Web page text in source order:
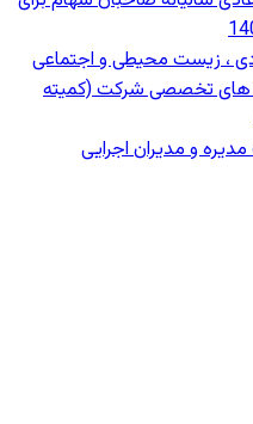
، زیست محیطی و اجتماعی
های تخصصی شرکت (کمیته
و مدیران اجرایی